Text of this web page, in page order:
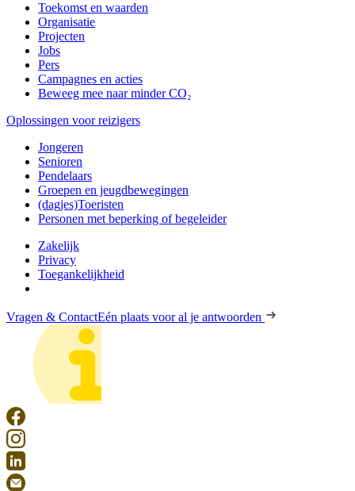
Toekomst en waarden
Organisatie
Projecten
Jobs
Pers
Campagnes en acties
Beweeg mee naar minder CO₂
Oplossingen voor reizigers
Jongeren
Senioren
Pendelaars
Groepen en jeugdbewegingen
(dagjes)Toeristen
Personen met beperking of begeleider
Zakelijk
Privacy
Toegankelijkheid
Vragen & ContactEén plaats voor al je antwoorden